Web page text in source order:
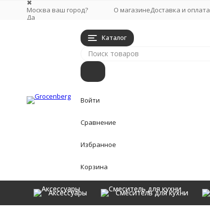
✖
Москва ваш город?
Да
О магазинеДоставка и оплата
Каталог
Войти
Сравнение
Избранное
Корзина
Аксессуары Смеситель для кухни